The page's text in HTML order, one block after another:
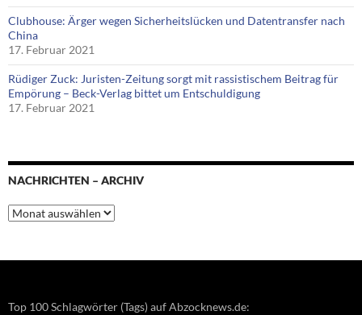
Clubhouse: Ärger wegen Sicherheitslücken und Datentransfer nach
China
17. Februar 2021
Rüdiger Zuck: Juristen-Zeitung sorgt mit rassistischem Beitrag für
Empörung – Beck-Verlag bittet um Entschuldigung
17. Februar 2021
NACHRICHTEN – ARCHIV
Nachrichten
–
Top 100 Schlagwörter (Tags) auf Abzocknews.de: